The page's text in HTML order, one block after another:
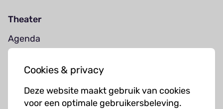
Cookies & privacy
Deze website maakt gebruik van cookies
voor een optimale gebruikersbeleving.
Theater
Agenda
Muziekcursussen